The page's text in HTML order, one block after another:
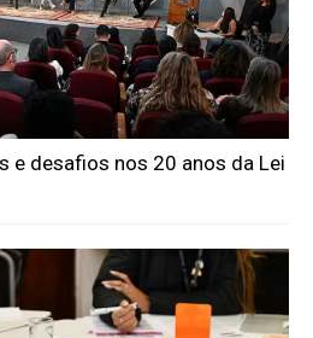
e desafios nos 20 anos da Lei